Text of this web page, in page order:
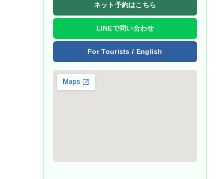
ネット予約はこちら
LINEで問い合わせ
For Tourists / English